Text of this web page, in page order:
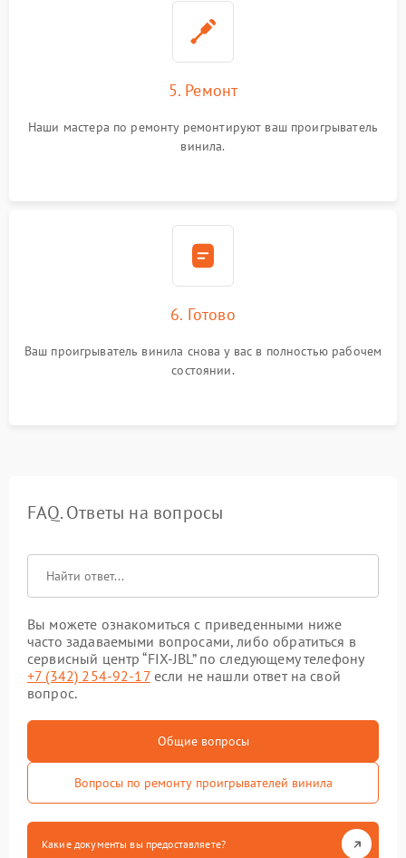
5. Ремонт
Наши мастера по ремонту ремонтируют ваш проигрыватель
винила.
6. Готово
Ваш проигрыватель винила снова у вас в полностью рабочем
состоянии.
FAQ. Ответы на вопросы
Вы можете ознакомиться с приведенными ниже
часто задаваемыми вопросами, либо обратиться в
сервисный центр “FIX-JBL” по следующему телефону
+7 (342) 254-92-17если не нашли ответ на свой
вопрос.
Общие вопросы
Вопросы по ремонту проигрывателей винила
Какие документы вы предоставляете?